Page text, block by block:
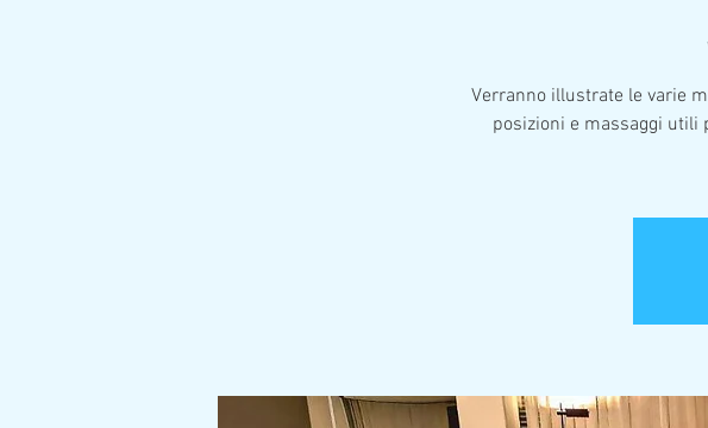
Verranno illustrate le varie
posizioni e massaggi utili